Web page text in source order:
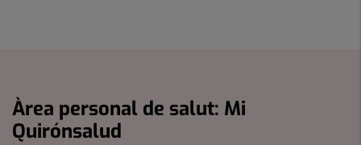
Àrea personal de salut: Mi
Quirónsalud